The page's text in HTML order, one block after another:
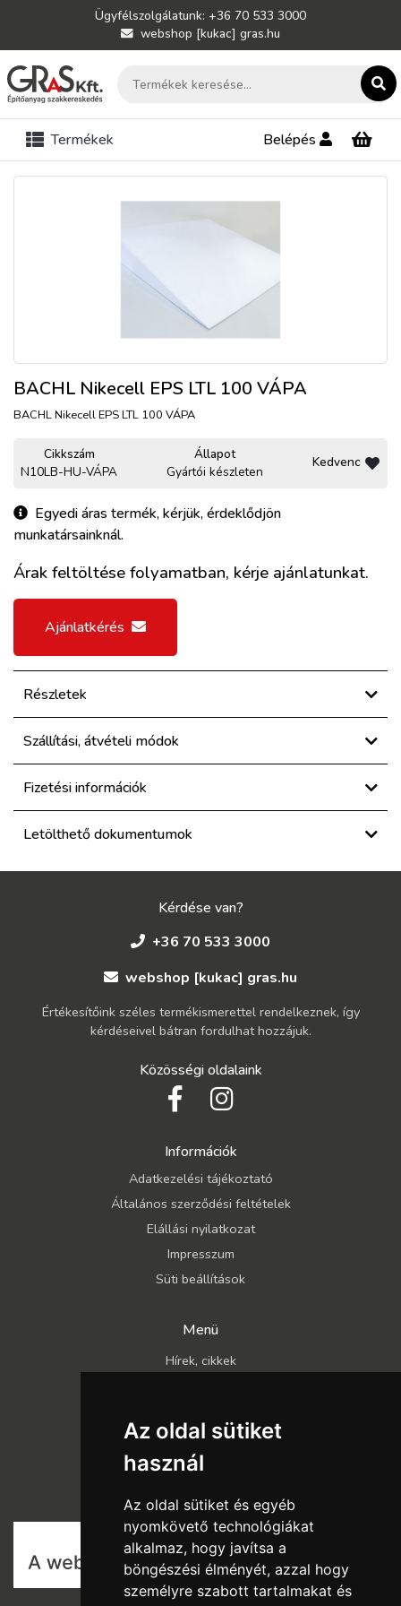
Az oldal sütiket
használ
Az oldal sütiket és egyéb
nyomkövető technológiákat
alkalmaz, hogy javítsa a
böngészési élményét, azzal hogy
személyre szabott tartalmakat és
Ügyfélszolgálatunk: +36 70 533 3000
webshop [kukac] gras.hu
Termékek Belépés
BACHL Nikecell EPS LTL 100 VÁPA
BACHL Nikecell EPS LTL 100 VÁPA
Cikkszám
N10LB-HU-VÁPA
Állapot
Gyártói készleten
Kedvenc
Egyedi áras termék, kérjük, érdeklődjön
munkatársainknál.
Árak feltöltése folyamatban, kérje ajánlatunkat.
Ajánlatkérés
Részletek
Szállítási, átvételi módok
Fizetési információk
Letölthető dokumentumok
Kérdése van?
+36 70 533 3000
webshop [kukac] gras.hu
Értékesítőink széles termékismerettel rendelkeznek, így
kérdéseivel bátran fordulhat hozzájuk.
Közösségi oldalaink
Információk
Adatkezelési tájékoztató
Általános szerződési feltételek
Elállási nyilatkozat
Impresszum
Süti beállítások
Menü
Hírek, cikkek
Rólunk
Szállítás és fizetés